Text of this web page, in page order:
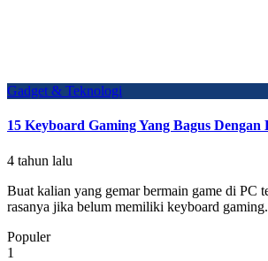
Gadget & Teknologi
15 Keyboard Gaming Yang Bagus
4 tahun lalu
Buat kalian yang gemar bermain game di PC
rasanya jika belum memiliki keyboard
Populer
1